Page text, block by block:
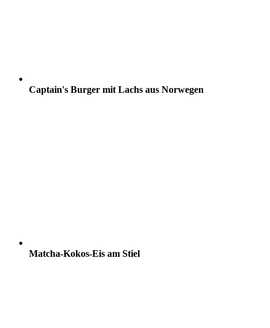
Captain's Burger mit Lachs aus Norwegen
Matcha-Kokos-Eis am Stiel